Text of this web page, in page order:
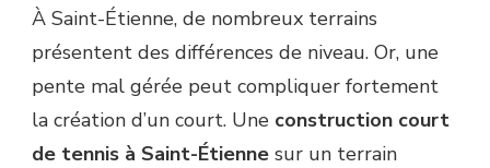
À Saint-Étienne, de nombreux terrains
présentent des différences de niveau. Or, une
pente mal gérée peut compliquer fortement
la création d’un court. Une construction court
de tennis à Saint-Étienne sur un terrain